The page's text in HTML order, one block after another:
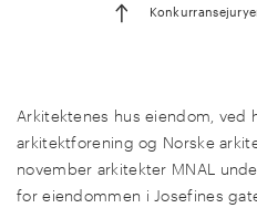
Arkitektenes hus eiendom, ved
arkitektforening og Norske
november arkitekter MNAL
for eiendommen i Josefines